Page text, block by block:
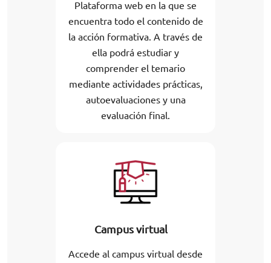
Plataforma web en la que se
encuentra todo el contenido de
la acción formativa. A través de
ella podrá estudiar y
comprender el temario
mediante actividades prácticas,
autoevaluaciones y una
evaluación final.
Campus virtual
Accede al campus virtual desde